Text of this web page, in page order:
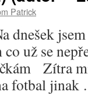
Patrick
dnešek
už se
Zítra
fotbal